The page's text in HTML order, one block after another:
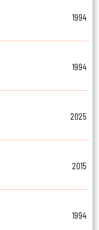
1994
1994
2025
2015
1994